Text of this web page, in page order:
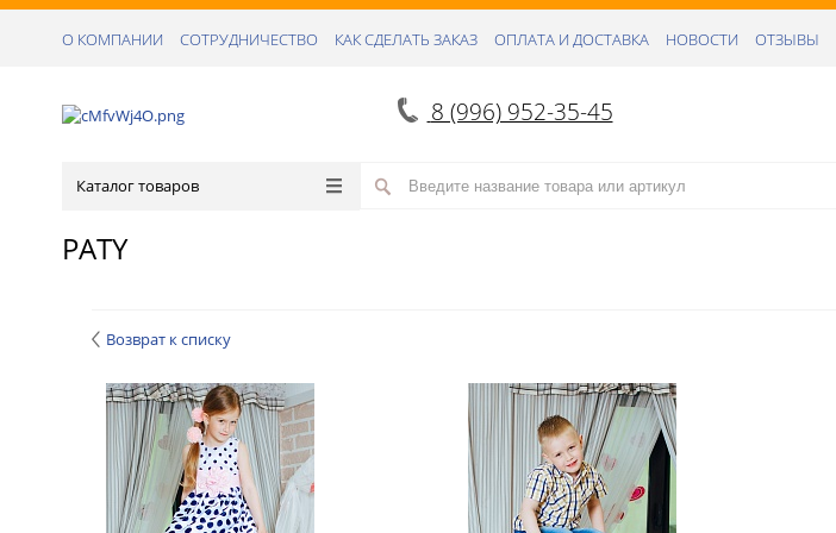
О КОМПАНИИ СОТРУДНИЧЕСТВО КАК СДЕЛАТЬ ЗАКАЗ ОПЛАТА И ДОСТАВКА НОВОСТИ ОТЗЫВЫ
8 (996) 952-35-45
Каталог товаров
PATY
Возврат к списку